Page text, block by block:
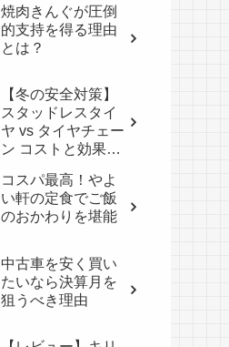
焼肉きんぐが圧倒
的支持を得る理由
とは？
【冬の安全対策】
スタッドレスタイ
ヤ vs タイヤチェー
ン コストと効果比
コスパ最高！やよ
い軒の定食でご飯
のおかわりを堪能
中古車を安く買い
たいなら決算月を
狙うべき理由